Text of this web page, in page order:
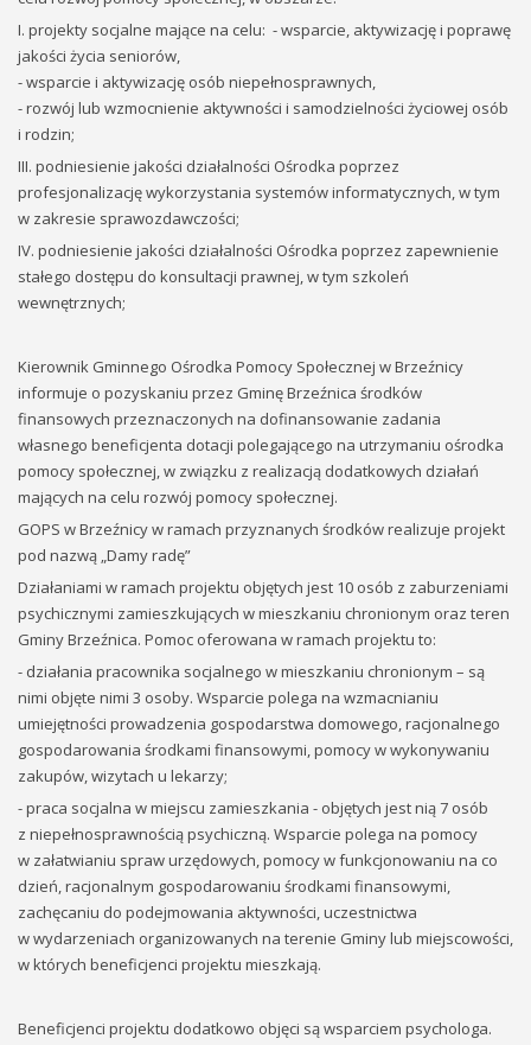
I. projekty socjalne mające na celu: - wsparcie, aktywizację i poprawę
jakości życia seniorów,
- wsparcie i aktywizację osób niepełnosprawnych,
- rozwój lub wzmocnienie aktywności i samodzielności życiowej osób
i rodzin;
III. podniesienie jakości działalności Ośrodka poprzez
profesjonalizację wykorzystania systemów informatycznych, w tym
w zakresie sprawozdawczości;
IV. podniesienie jakości działalności Ośrodka poprzez zapewnienie
stałego dostępu do konsultacji prawnej, w tym szkoleń
wewnętrznych;
Kierownik Gminnego Ośrodka Pomocy Społecznej w Brzeźnicy
informuje o pozyskaniu przez Gminę Brzeźnica środków
finansowych przeznaczonych na dofinansowanie zadania
własnego beneficjenta dotacji polegającego na utrzymaniu ośrodka
pomocy społecznej, w związku z realizacją dodatkowych działań
mających na celu rozwój pomocy społecznej.
GOPS w Brzeźnicy w ramach przyznanych środków realizuje projekt
pod nazwą „Damy radę”
Działaniami w ramach projektu objętych jest 10 osób z zaburzeniami
psychicznymi zamieszkujących w mieszkaniu chronionym oraz teren
Gminy Brzeźnica. Pomoc oferowana w ramach projektu to:
- działania pracownika socjalnego w mieszkaniu chronionym – są
nimi objęte nimi 3 osoby. Wsparcie polega na wzmacnianiu
umiejętności prowadzenia gospodarstwa domowego, racjonalnego
gospodarowania środkami finansowymi, pomocy w wykonywaniu
zakupów, wizytach u lekarzy;
- praca socjalna w miejscu zamieszkania - objętych jest nią 7 osób
z niepełnosprawnością psychiczną. Wsparcie polega na pomocy
w załatwianiu spraw urzędowych, pomocy w funkcjonowaniu na co
dzień, racjonalnym gospodarowaniu środkami finansowymi,
zachęcaniu do podejmowania aktywności, uczestnictwa
w wydarzeniach organizowanych na terenie Gminy lub miejscowości,
w których beneficjenci projektu mieszkają.
Beneficjenci projektu dodatkowo objęci są wsparciem psychologa.